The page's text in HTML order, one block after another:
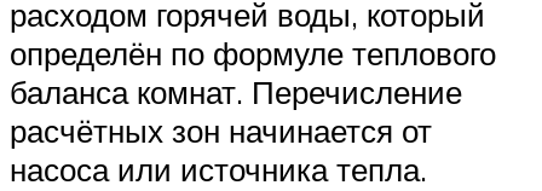
расходом горячей воды, который
определён по формуле теплового
баланса комнат. Перечисление
расчётных зон начинается от
насоса или источника тепла.